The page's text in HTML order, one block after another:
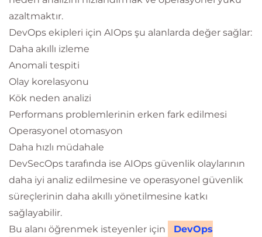
azaltmaktır.
DevOps ekipleri için AIOps şu alanlarda değer sağlar:
Daha akıllı izleme
Anomali tespiti
Olay korelasyonu
Kök neden analizi
Performans problemlerinin erken fark edilmesi
Operasyonel otomasyon
Daha hızlı müdahale
DevSecOps tarafında ise AIOps güvenlik olaylarının
daha iyi analiz edilmesine ve operasyonel güvenlik
süreçlerinin daha akıllı yönetilmesine katkı
sağlayabilir.
Bu alanı öğrenmek isteyenler için
DevOps